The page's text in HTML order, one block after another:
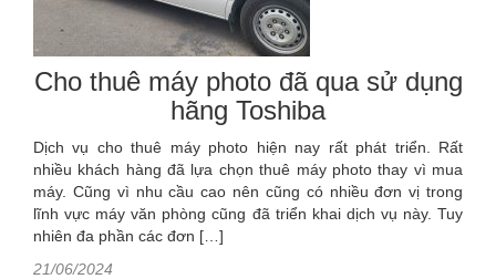
Cho thuê máy photo đã qua sử dụng
hãng Toshiba
Dịch vụ cho thuê máy photo hiện nay rất phát triển. Rất
nhiều khách hàng đã lựa chọn thuê máy photo thay vì mua
máy. Cũng vì nhu cầu cao nên cũng có nhiều đơn vị trong
lĩnh vực máy văn phòng cũng đã triển khai dịch vụ này. Tuy
nhiên đa phần các đơn […]
21/06/2024